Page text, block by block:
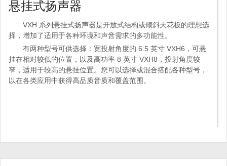
悬挂式扬声器
VXH 系列悬挂式扬声器是开放式结构或倾斜天花板的理想选
择，增加了适用于各种环境和声音需求的多功能性。
有两种型号可供选择：宽投射角度的 6.5 英寸 VXH6，可悬
挂在相对较低的位置，以及高功率 8 英寸 VXH8，投射角度较
窄，适用于较高的悬挂位置。您可以选择或混合搭配各种型号，
以在各类应用中获得高品质音质和覆盖范围。